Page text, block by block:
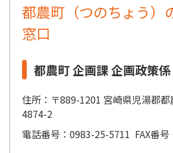
都農町（つのちょう）
窓口
都農町 企画課 企画政策係
住所：〒889-1201 宮崎県児湯郡
4874-2
電話番号：0983-25-5711 FAX番